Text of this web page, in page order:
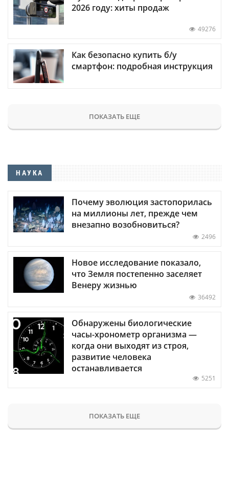
2026 году: хиты продаж
49276
Как безопасно купить б/у
смартфон: подробная инструкция
ПОКАЗАТЬ ЕЩЕ
НАУКА
Почему эволюция застопорилась
на миллионы лет, прежде чем
внезапно возобновиться?
2496
Новое исследование показало,
что Земля постепенно заселяет
Венеру жизнью
36492
Обнаружены биологические
часы-хронометр организма —
когда они выходят из строя,
развитие человека
останавливается
5251
ПОКАЗАТЬ ЕЩЕ